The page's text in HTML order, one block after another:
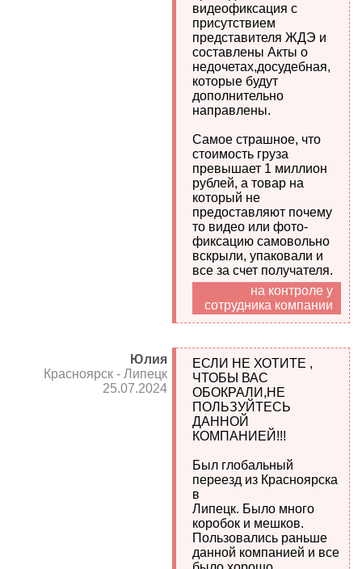
видеофиксация с
присутствием
представителя ЖДЭ и
составлены Акты о
недочетах,досудебная,
которые будут
дополнительно
направлены.
Самое страшное, что
стоимость груза
превышает 1 миллион
рублей, а товар на
который не
предоставляют почему
то видео или фото-
фиксацию самовольно
вскрыли, упаковали и
все за счет получателя.
на контроле у
сотрудника компании
Юлия
Красноярск - Липецк
25.07.2024
ЕСЛИ НЕ ХОТИТЕ ,
ЧТОБЫ ВАС
ОБОКРАЛИ,НЕ
ПОЛЬЗУЙТЕСЬ
ДАННОЙ
КОМПАНИЕЙ!!!
Был глобальный
переезд из Красноярска
в
Липецк. Было много
коробок и мешков.
Пользовались раньше
данной компанией и все